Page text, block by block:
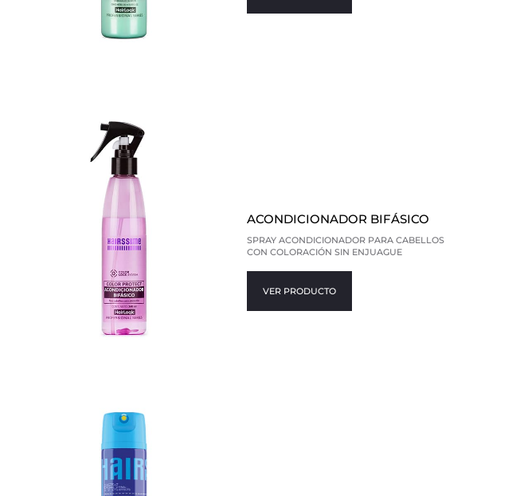
ACONDICIONADOR BIFÁSICO
SPRAY ACONDICIONADOR PARA CABELLOS
CON COLORACIÓN SIN ENJUAGUE
VER PRODUCTO